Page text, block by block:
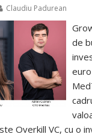
Claudiu Padurean
de
Overkill VC, cu o